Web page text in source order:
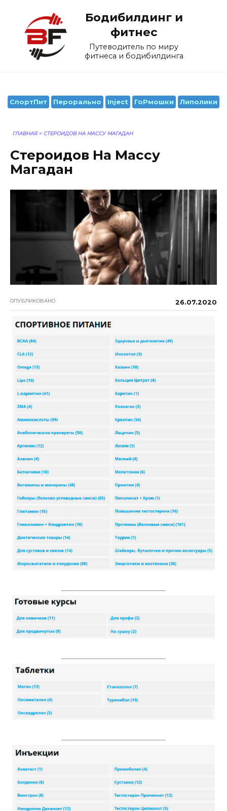
содержанию
Бодибилдинг и
фитнес
Путеводитель по миру
фитнеса и бодибилдинга
СпортПит Перорально Inject ГоРмошки Липолики
ГЛАВНАЯ > СТЕРОИДОВ НА МАССУ МАГАДАН
Стероидов На Массу
Магадан
ОПУБЛИКОВАНО 26.07.2020